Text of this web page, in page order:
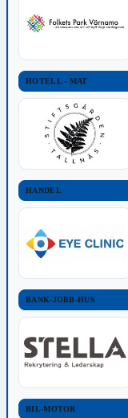
HOTELL - MAT
HANDEL
BANK-JOBB-HUS
BIL-MOTOR